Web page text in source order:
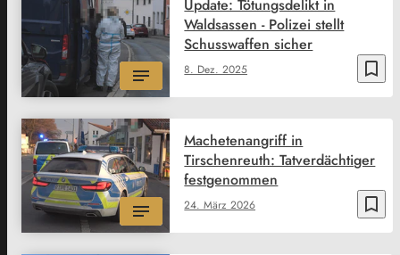
bookmark_border
8. Dez. 2025
Update: Tötungsdelikt in
Waldsassen - Polizei stellt
Schusswaffen sicher
bookmark_border
24. März 2026
Machetenangriff in
Tirschenreuth: Tatverdächtiger
festgenommen